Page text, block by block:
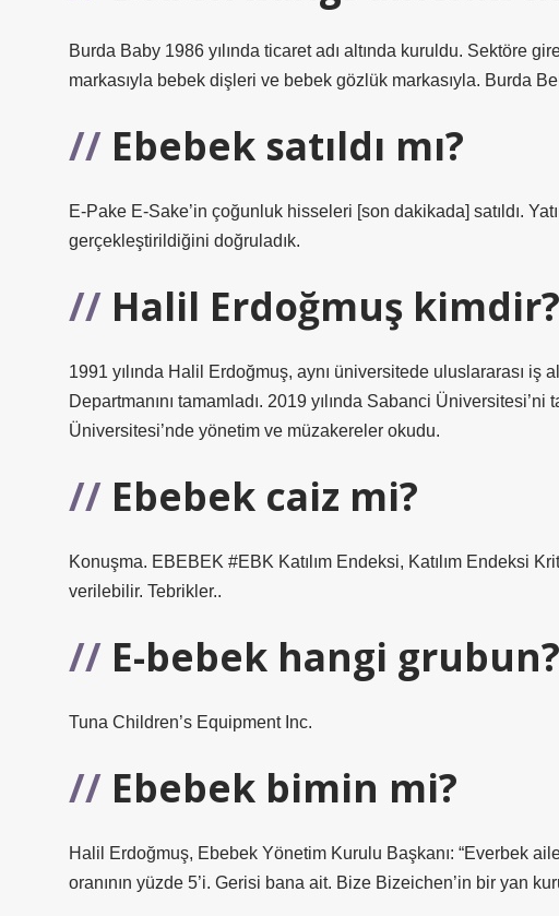
Burda Baby 1986 yılında ticaret adı altında kuruldu. Sektöre
markasıyla bebek dişleri ve bebek gözlük markasıyla. Burda
Ebebek satıldı mı?
E-Pake E-Sake’in çoğunluk hisseleri [son dakikada] satıldı.
gerçekleştirildiğini doğruladık.
Halil Erdoğmuş kimdir?
1991 yılında Halil Erdoğmuş, aynı üniversitede uluslararası iş
Departmanını tamamladı. 2019 yılında Sabanci
Üniversitesi’nde yönetim ve müzakereler okudu.
Ebebek caiz mi?
Konuşma. EBEBEK #EBK Katılım Endeksi, Katılım Endeksi
verilebilir. Tebrikler..
E-bebek hangi grubun?
Tuna Children’s Equipment Inc.
Ebebek bimin mi?
Halil Erdoğmuş, Ebebek Yönetim Kurulu Başkanı: “Everbek
oranının yüzde 5’i. Gerisi bana ait. Bize Bizeichen’in bir yan